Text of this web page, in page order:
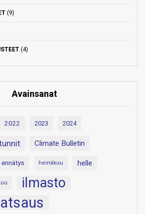
(9)
(4)
Avainsanat
2022 2023 2024
Climate Bulletin
ennätys heinäkuu helle
ilmasto